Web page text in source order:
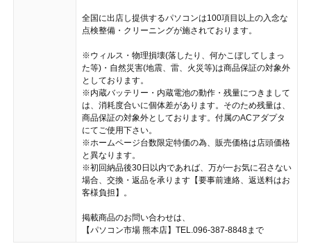
全国に出店し提供するパソコンは100項目以上の入念な
点検整備・クリーニングが施されております。
※ウィルス・物理損壊(落したり、何かこぼしてしまっ
た等)・自然災害(地震、雷、火災等)は商品保証の対象外
としております。
※内蔵バッテリー・内蔵電池の動作・残量につきまして
は、消耗度合いに個体差があります。そのため残量は、
商品保証の対象外としております。付属のACアダプタ
にてご使用下さい。
※ホームページ台数限定特価の為、販売価格は店頭価格
と異なります。
※初回納品後30日以内であれば、万が一お気に召さない
場合、交換・返品を承ります【要事前連絡、返送料はお
客様負担】。
掲載商品のお問い合わせは、
【パソコン市場 熊本店】TEL.096-387-8848まで